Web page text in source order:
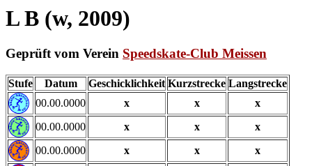
L B (w, 2009)
Geprüft vom Verein Speedskate-Club Meissen
Stufe Datum Geschicklichkeit Kurzstrecke Langstrecke
00.00.0000
x x
x
00.00.0000
x x
x
00.00.0000
x x
x